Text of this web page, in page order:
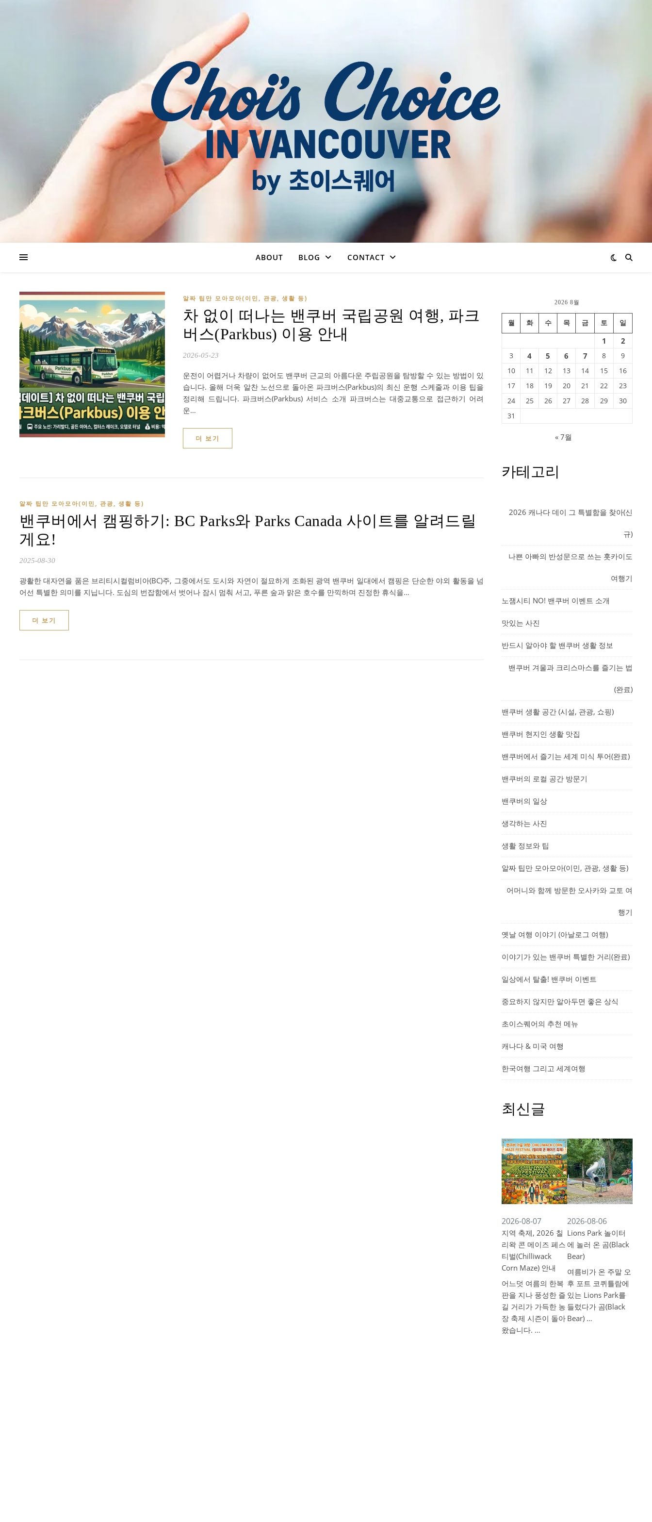
ABOUT BLOG CONTACT
알짜 팁만 모아모아(이민, 관광, 생활 등)
차 없이 떠나는 밴쿠버 국립공원 여행, 파크
버스(Parkbus) 이용 안내
2026-05-23
운전이 어렵거나 차량이 없어도 밴쿠버 근교의 아름다운 주립공원을 탐방할 수 있는 방법이 있
습니다. 올해 더욱 알찬 노선으로 돌아온 파크버스(Parkbus)의 최신 운행 스케줄과 이용 팁을
정리해 드립니다. 파크버스(Parkbus) 서비스 소개 파크버스는 대중교통으로 접근하기 어려
운…
더 보기
알짜 팁만 모아모아(이민, 관광, 생활 등)
밴쿠버에서 캠핑하기: BC Parks와 Parks Canada 사이트를 알려드릴
게요!
2025-08-30
광활한 대자연을 품은 브리티시컬럼비아(BC)주, 그중에서도 도시와 자연이 절묘하게 조화된 광역 밴쿠버 일대에서 캠핑은 단순한 야외 활동을 넘
어선 특별한 의미를 지닙니다. 도심의 번잡함에서 벗어나 잠시 멈춰 서고, 푸른 숲과 맑은 호수를 만끽하며 진정한 휴식을…
더 보기
2026 8월
월 화 수 목 금 토 일
1 2
3 4 5 6 7 8
9
10
11 12 13 14 15
16
17
18 19 20 21 22
23
24
25 26 27 28 29
30
31
« 7월
카테고리
2026 캐나다 데이 그 특별함을 찾아(신
규)
나쁜 아빠의 반성문으로 쓰는 홋카이도
여행기
노잼시티 NO! 밴쿠버 이벤트 소개
맛있는 사진
반드시 알아야 할 밴쿠버 생활 정보
밴쿠버 겨울과 크리스마스를 즐기는 법
(완료)
밴쿠버 생활 공간 (시설, 관광, 쇼핑)
밴쿠버 현지인 생활 맛집
밴쿠버에서 즐기는 세계 미식 투어(완료)
밴쿠버의 로컬 공간 방문기
밴쿠버의 일상
생각하는 사진
생활 정보와 팁
알짜 팁만 모아모아(이민, 관광, 생활 등)
어머니와 함께 방문한 오사카와 교토 여
행기
옛날 여행 이야기 (아날로그 여행)
이야기가 있는 밴쿠버 특별한 거리(완료)
일상에서 탈출! 밴쿠버 이벤트
중요하지 않지만 알아두면 좋은 상식
초이스퀘어의 추천 메뉴
캐나다 & 미국 여행
한국여행 그리고 세계여행
최신글
2026-08-07
지역 축제, 2026 칠
리왁 콘 메이즈 페스
티벌(Chilliwack
Corn Maze) 안내
어느덧 여름의 한복
판을 지나 풍성한 즐
길 거리가 가득한 농
장 축제 시즌이 돌아
왔습니다. …
2026-08-06
Lions Park 놀이터
에 놀러 온 곰(Black
Bear)
여름비가 온 주말 오
후 포트 코퀴틀람에
있는 Lions Park를
들렀다가 곰(Black
Bear) …